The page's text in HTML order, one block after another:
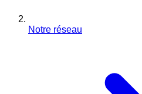
Notre réseau